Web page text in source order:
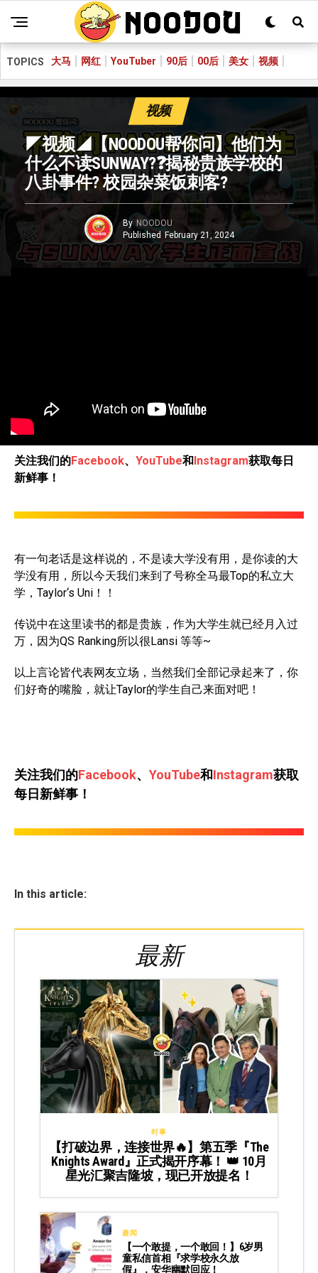
TOPICS 大马 网红 YouTuber 90后 00后 美女 视频
视频
◤视频◢【NOODOU帮你问】他们为
什么不读SUNWAY?❓揭秘贵族学校的
八卦事件? 校园杂菜饭刺客?
By NOODOU
Published February 21, 2024
关注我们的Facebook、 YouTube和Instagram获取每日
新鲜事！
有一句老话是这样说的，不是读大学没有用，是你读的大
学没有用，所以今天我们来到了号称全马最Top的私立大
学，Taylor‘s Uni！！
传说中在这里读书的都是贵族，作为大学生就已经月入过
万，因为QS Ranking所以很Lansi 等等~
以上言论皆代表网友立场，当然我们全部记录起来了，你
们好奇的嘴脸，就让Taylor的学生自己来面对吧！
关注我们的Facebook、 YouTube和Instagram获取
每日新鲜事！
In this article:
最新
时事
【打破边界，连接世界🔥】第五季『The
Knights Award』正式揭开序幕！ 👑 10月
星光汇聚吉隆坡，现已开放提名！
趣闻
【一个敢提，一个敢回！】6岁男
童私信首相『求学校永久放
假』，安华幽默回应！